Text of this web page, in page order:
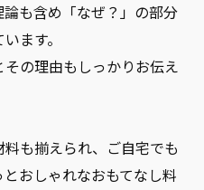
も含め「なぜ？」の部分
ます。
の理由もしっかりお伝え
も揃えられ、ご自宅でも
おしゃれなおもてなし料